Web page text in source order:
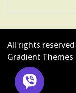
All rights
Gradient Themes